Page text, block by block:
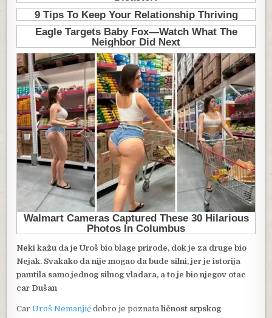
DA
JE
UBIJEN,
ALI
NIKO
NIJE
OBRATIO
PAŽNJU
NA
OVO
Neki kažu da je Uroš bio blage prirode, dok je za druge bio
Nejak. Svakako da nije mogao da bude silni, jer je istorija
pamtila samo jednog silnog vladara, a to je bio njegov otac
car Dušan
CarUroš Nemanjić dobro je poznataličnost srpskog